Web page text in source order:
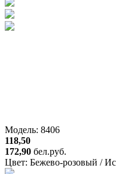
Модель: 8406
118,50
172,90 бел.руб.
Цвет: Бежево-розовый /